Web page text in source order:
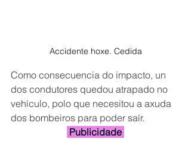
Accidente hoxe. Cedida
Como consecuencia do impacto, un
dos condutores quedou atrapado no
vehículo, polo que necesitou a axuda
dos bombeiros para poder saír.
Publicidade